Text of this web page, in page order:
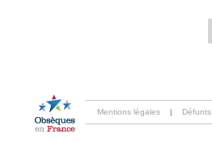
Mentions légales | Défunts